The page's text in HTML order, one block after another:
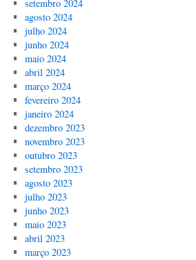
setembro 2024
agosto 2024
julho 2024
junho 2024
maio 2024
abril 2024
março 2024
fevereiro 2024
janeiro 2024
dezembro 2023
novembro 2023
outubro 2023
setembro 2023
agosto 2023
julho 2023
junho 2023
maio 2023
abril 2023
março 2023